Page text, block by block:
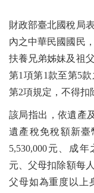
財政部臺北國稅局
內之中華民國國民
扶養兄弟姊妹及祖
第1項第1款至第5
第2項規定，不得扣
該局指出，依遺產
遺產稅免稅額新臺
5,530,000元、成
元、父母扣除額每
父母如為重度以上